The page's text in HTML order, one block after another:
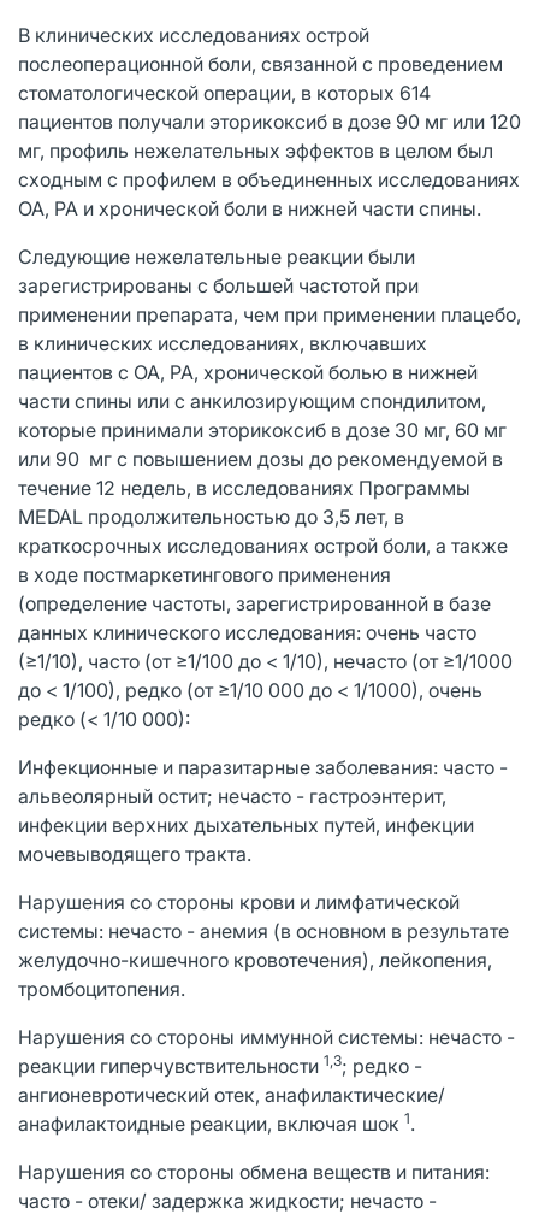
В клинических исследованиях острой
послеоперационной боли, связанной с проведением
стоматологической операции, в которых 614
пациентов получали эторикоксиб в дозе 90 мг или 120
мг, профиль нежелательных эффектов в целом был
сходным с профилем в объединенных исследованиях
OA, РА и хронической боли в нижней части спины.
Следующие нежелательные реакции были
зарегистрированы с большей частотой при
применении препарата, чем при применении плацебо,
в клинических исследованиях, включавших
пациентов с OA, РА, хронической болью в нижней
части спины или с анкилозирующим спондилитом,
которые принимали эторикоксиб в дозе 30 мг, 60 мг
или 90 мг с повышением дозы до рекомендуемой в
течение 12 недель, в исследованиях Программы
MEDAL продолжительностью до 3,5 лет, в
краткосрочных исследованиях острой боли, а также
в ходе постмаркетингового применения
(определение частоты, зарегистрированной в базе
данных клинического исследования: очень часто
(≥1/10), часто (от ≥1/100 до < 1/10), нечасто (от ≥1/1000
до < 1/100), редко (от ≥1/10 000 до < 1/1000), очень
редко (< 1/10 000):
Инфекционные и паразитарные заболевания: часто -
альвеолярный остит; нечасто - гастроэнтерит,
инфекции верхних дыхательных путей, инфекции
мочевыводящего тракта.
Нарушения со стороны крови и лимфатической
системы: нечасто - анемия (в основном в результате
желудочно-кишечного кровотечения), лейкопения,
тромбоцитопения.
Нарушения со стороны иммунной системы: нечасто -
реакции гиперчувствительности 1,3; редко -
ангионевротический отек, анафилактические/
анафилактоидные реакции, включая шок 1.
Нарушения со стороны обмена веществ и питания:
часто - отеки/ задержка жидкости; нечасто -